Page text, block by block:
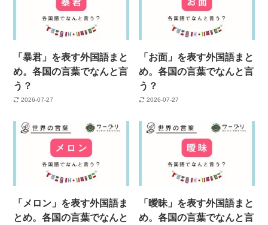
「暴君」を表す外国語まと
め。各国の言葉でなんと言
う？
2026-07-27
「お面」を表す外国語まと
め。各国の言葉でなんと言
う？
2026-07-27
「メロン」を表す外国語ま
とめ。各国の言葉でなんと
「曖昧」を表す外国語まと
め。各国の言葉でなんと言